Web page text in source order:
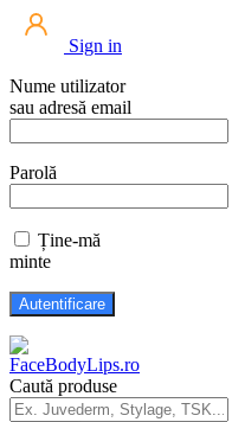
Sign in
Nume utilizator
sau adresă email
Parolă
Ține-mă
minte
Caută produse